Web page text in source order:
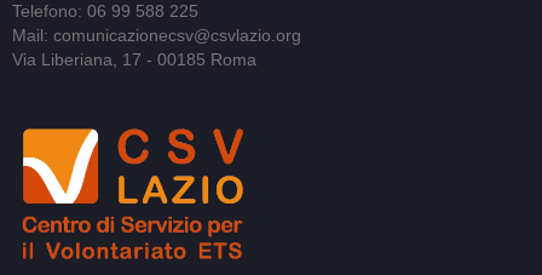
Telefono: 06 99 588 225
Mail: comunicazionecsv@csvlazio.org
Via Liberiana, 17 - 00185 Roma